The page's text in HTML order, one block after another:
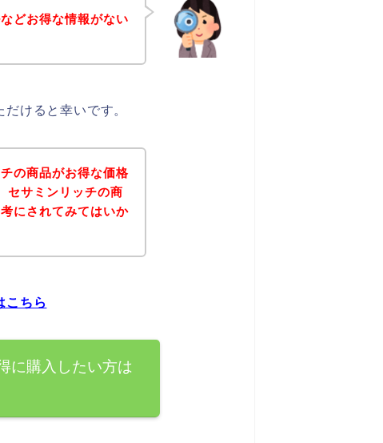
どお得な情報がない
けると幸いです。
の商品がお得な価格
セサミンリッチの商
にされてみてはいか
こちら
に購入したい方は